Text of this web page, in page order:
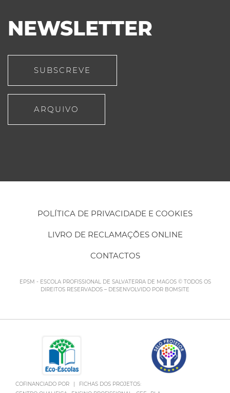
NEWSLETTER
SUBSCREVE
ARQUIVO
POLÍTICA DE PRIVACIDADE E COOKIES
LIVRO DE RECLAMAÇÕES ONLINE
CONTACTOS
EPSM - ESCOLA PROFISSIONAL DE SALVATERRA DE MAGOS © TODOS OS
DIREITOS RESERVADOS – DESENVOLVIDO POR BOMSITE
COFINANCIADO POR
FICHAS DOS PROJETOS: